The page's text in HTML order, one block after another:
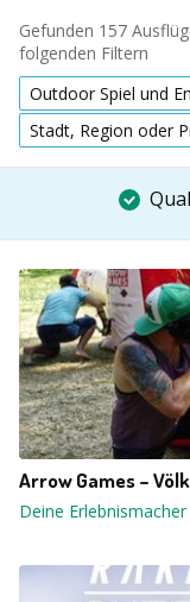
Gefunden 157
folgenden Filtern
Outdoor Spiel und
Stadt, Region oder
Arrow Games –
Deine Erlebnismacher